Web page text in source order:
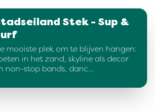
Stek - Sup &
mooiste plek om te blijven hangen:
in het zand, skyline als decor
non-stop bands, danc…